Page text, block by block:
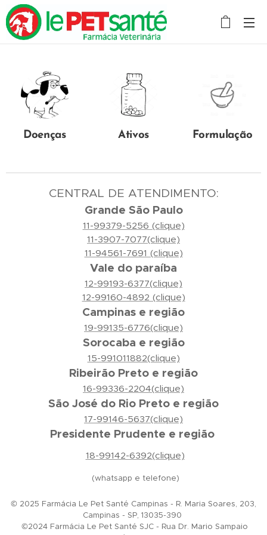
Doenças Ativos Formulação
CENTRAL DE ATENDIMENTO:
Grande São Paulo
11-99379-5256 (clique)
11-3907-7077(clique)
11-94561-7691 (clique)
Vale do paraíba
12-99193-6377(clique)
12-99160-4892 (clique)
Campinas e região
19-99135-6776(clique)
Sorocaba e região
15-991011882(clique)
Ribeirão Preto e região
16-99336-2204(clique)
São José do Rio Preto e região
17-99146-5637(clique)
Presidente Prudente e região
18-99142-6392(clique)
(whatsapp e telefone)
© 2025 Farmácia Le Pet Santé Campinas - R. Maria Soares, 203,
Campinas - SP, 13035-390
©2024 Farmácia Le Pet Santé SJC - Rua Dr. Mario Sampaio